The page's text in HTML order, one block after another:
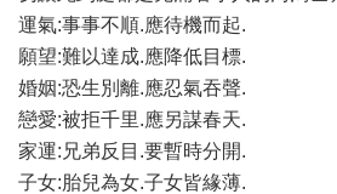
運氣:事事不順.應待機而起.
願望:難以達成.應降低目標.
婚姻:恐生別離.應忍氣吞聲.
戀愛:被拒千里.應另謀春天.
家運:兄弟反目.要暫時分開.
子女:胎兒為女.子女皆緣薄.